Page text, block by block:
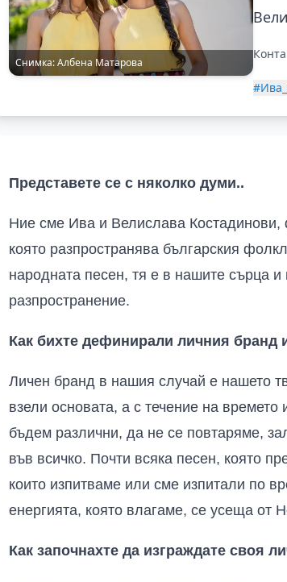
Снимка:Албена Матарова
Представете се с няколко думи..
Ние сме Ива и Велислава Костадинови,
която разпространява българския
народната песен, тя е в нашите сърца
разпространение.
Как бихте дефинирали личния бранд
Личен бранд в нашия случай е нашето
взели основата, а с течение на
бъдем различни, да не се повтаряме,
във всичко. Почти всяка песен, която
които изпитваме или сме изпитали по
енергията, която влагаме, се усеща от
Как започнахте да изграждате своя